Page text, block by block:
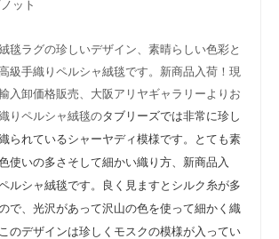
ット
毯ラグの珍しいデザイン、素晴らしい色彩と
級手織りペルシャ絨毯です。新商品入荷！現
入卸価格販売、大阪アリヤギャラリーよりお
りペルシャ絨毯のタブリーズでは非常に珍し
られているシャーヤディ模様です。とても素
使いの多さそして細かい織り方、新商品入
ルシャ絨毯です。良く見ますとシルク糸が多
で、光沢があって沢山の色を使って細かく織
のデザインは珍しくモスクの模様が入ってい